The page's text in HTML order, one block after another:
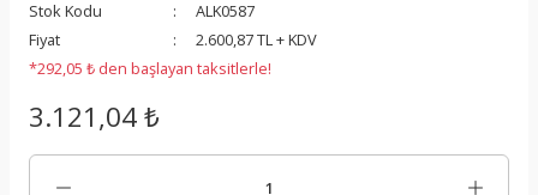
Stok Kodu
ALK0587
Fiyat
2.600,87 TL + KDV
*292,05 ₺ den başlayan taksitlerle!
3.121,04 ₺